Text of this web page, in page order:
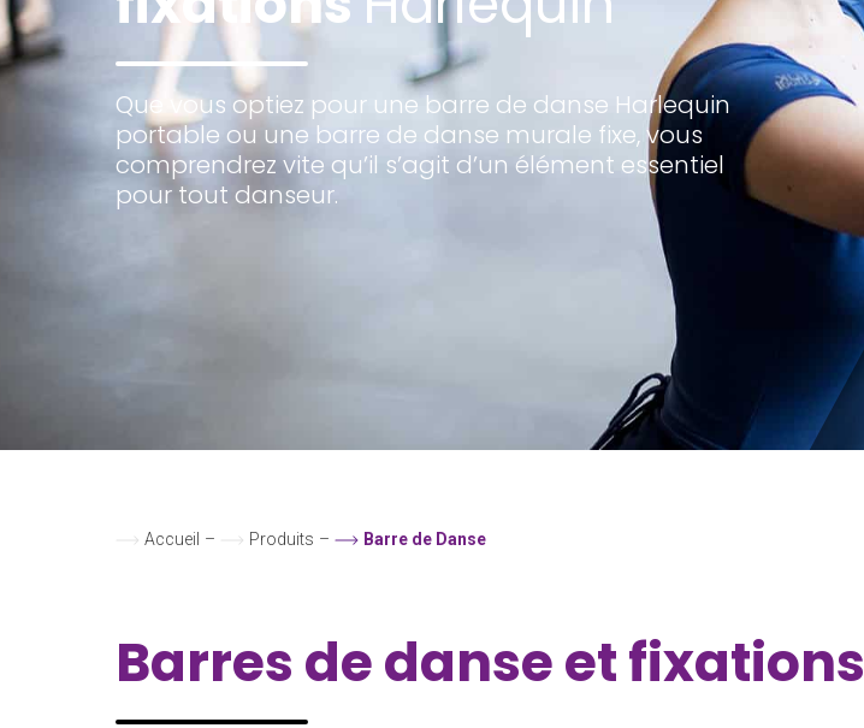
Que vous optiez pour une barre de danse Harlequin
portable ou une barre de danse murale fixe, vous
comprendrez vite qu’il s’agit d’un élément essentiel
pour tout danseur.
Accueil – Produits – Barre de Danse
Barres de danse et fixations